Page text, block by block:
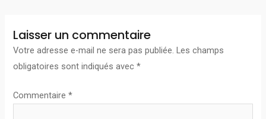
Laisser un commentaire
Votre adresse e-mail ne sera pas publiée. Les champs
obligatoires sont indiqués avec*
Commentaire*